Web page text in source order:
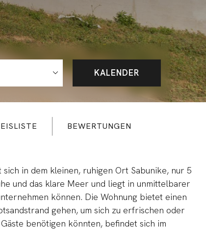
KALENDER
BEWERTUNGEN
in dem kleinen, ruhigen Ort Sabunike, nur 5
und das klare Meer und liegt in unmittelbarer
können. Die Wohnung bietet einen
gehen, um sich zu erfrischen oder
benötigen könnten, befindet sich im